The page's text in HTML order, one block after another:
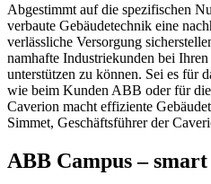
Abgestimmt auf die spezifischen
verbaute Gebäudetechnik eine
verlässliche Versorgung
namhafte Industriekunden bei
unterstützen zu können. Sei es für
wie beim Kunden ABB oder für
Caverion macht effiziente
Simmet, Geschäftsführer der
ABB Campus –